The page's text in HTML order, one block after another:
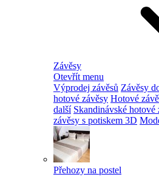
Závěsy
Otevřít menu
Výprodej závěsů Závěsy
hotové závěsy Hotové
další Skandinávské hotové
závěsy s potiskem 3D
Přehozy na postel